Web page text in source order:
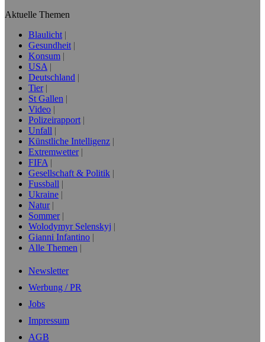
Aktuelle Themen
Blaulicht
Gesundheit
Konsum
USA
Deutschland
Tier
St Gallen
Video
Polizeirapport
Unfall
Künstliche Intelligenz
Extremwetter
FIFA
Gesellschaft & Politik
Fussball
Ukraine
Natur
Sommer
Wolodymyr Selenskyj
Gianni Infantino
Alle Themen
Newsletter
Werbung / PR
Jobs
Impressum
AGB